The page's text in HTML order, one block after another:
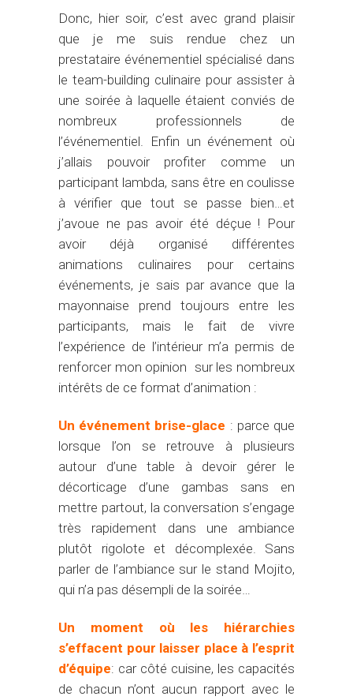
Donc, hier soir, c’est avec grand plaisir
que je me suis rendue chez un
prestataire événementiel spécialisé dans
le team-building culinaire pour assister à
une soirée à laquelle étaient conviés de
nombreux professionnels de
l’événementiel. Enfin un événement où
j’allais pouvoir profiter comme un
participant lambda, sans être en coulisse
à vérifier que tout se passe bien…et
j’avoue ne pas avoir été déçue ! Pour
avoir déjà organisé différentes
animations culinaires pour certains
événements, je sais par avance que la
mayonnaise prend toujours entre les
participants, mais le fait de vivre
l’expérience de l’intérieur m’a permis de
renforcer mon opinion sur les nombreux
intérêts de ce format d’animation :
Un événement brise-glace : parce que
lorsque l’on se retrouve à plusieurs
autour d’une table à devoir gérer le
décorticage d’une gambas sans en
mettre partout, la conversation s’engage
très rapidement dans une ambiance
plutôt rigolote et décomplexée. Sans
parler de l’ambiance sur le stand Mojito,
qui n’a pas désempli de la soirée…
Un moment où les hiérarchies
s’effacent pour laisser place à l’esprit
d’équipe: car côté cuisine, les capacités
de chacun n’ont aucun rapport avec le